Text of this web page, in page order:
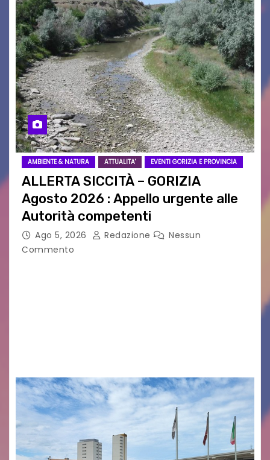
AMBIENTE & NATURA ATTUALITA' EVENTI GORIZIA E PROVINCIA
ALLERTA SICCITÀ – GORIZIA
Agosto 2026 : Appello urgente alle
Autorità competenti
Ago 5, 2026 Redazione
Nessun
Commento